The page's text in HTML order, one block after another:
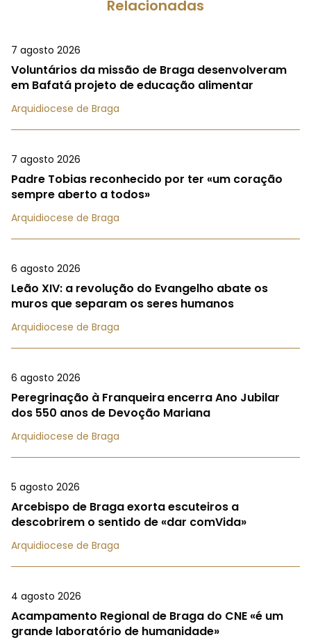
Relacionadas
7 agosto 2026
Voluntários da missão de Braga desenvolveram
em Bafatá projeto de educação alimentar
Arquidiocese de Braga
7 agosto 2026
Padre Tobias reconhecido por ter «um coração
sempre aberto a todos»
Arquidiocese de Braga
6 agosto 2026
Leão XIV: a revolução do Evangelho abate os
muros que separam os seres humanos
Arquidiocese de Braga
6 agosto 2026
Peregrinação à Franqueira encerra Ano Jubilar
dos 550 anos de Devoção Mariana
Arquidiocese de Braga
5 agosto 2026
Arcebispo de Braga exorta escuteiros a
descobrirem o sentido de «dar comVida»
Arquidiocese de Braga
4 agosto 2026
Acampamento Regional de Braga do CNE «é um
grande laboratório de humanidade»